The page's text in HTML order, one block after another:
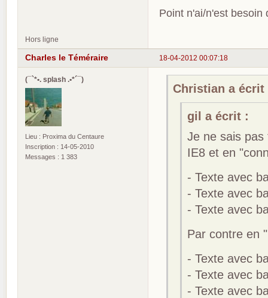
Point n'ai/n'est besoin
Hors ligne
18-04-2012 00:07:18
Charles le Téméraire
(¯`*•. splash .•*´¯)
Lieu : Proxima du Centaure
Inscription : 14-05-2010
Messages : 1 383
Christian a écrit
gil a écrit :
Je ne sais
IE8 et en
- Texte avec
- Texte avec
- Texte avec
Par contre en
- Texte avec
- Texte avec
- Texte avec